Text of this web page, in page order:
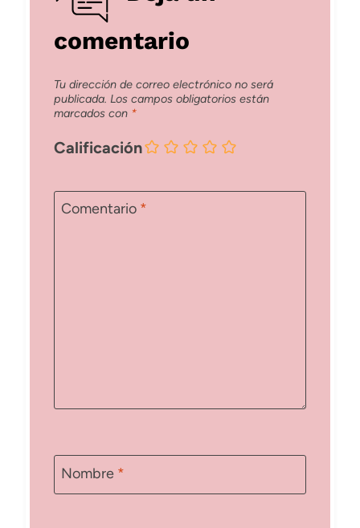
comentario
Tu dirección de correo electrónico no será
publicada. Los campos obligatorios están
marcados con *
Calificación
Comentario *
Nombre *